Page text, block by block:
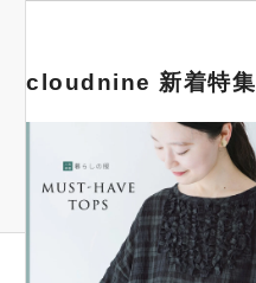
cloudnine 新着特集